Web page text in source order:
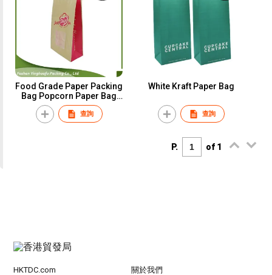
Food Grade Paper Packing
Bag Popcorn Paper Bag
with Tin Tie and Window
查詢
White Kraft Paper Bag
查詢
P. of 1
HKTDC.com 關於我們